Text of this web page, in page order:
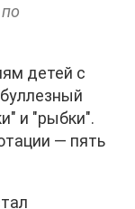
детей с
и "рыбки".
— пять